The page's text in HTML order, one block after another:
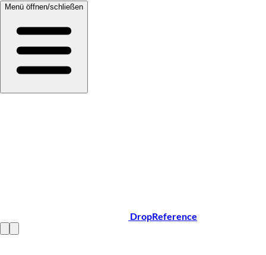
Menü öffnen/schließen
DropReference